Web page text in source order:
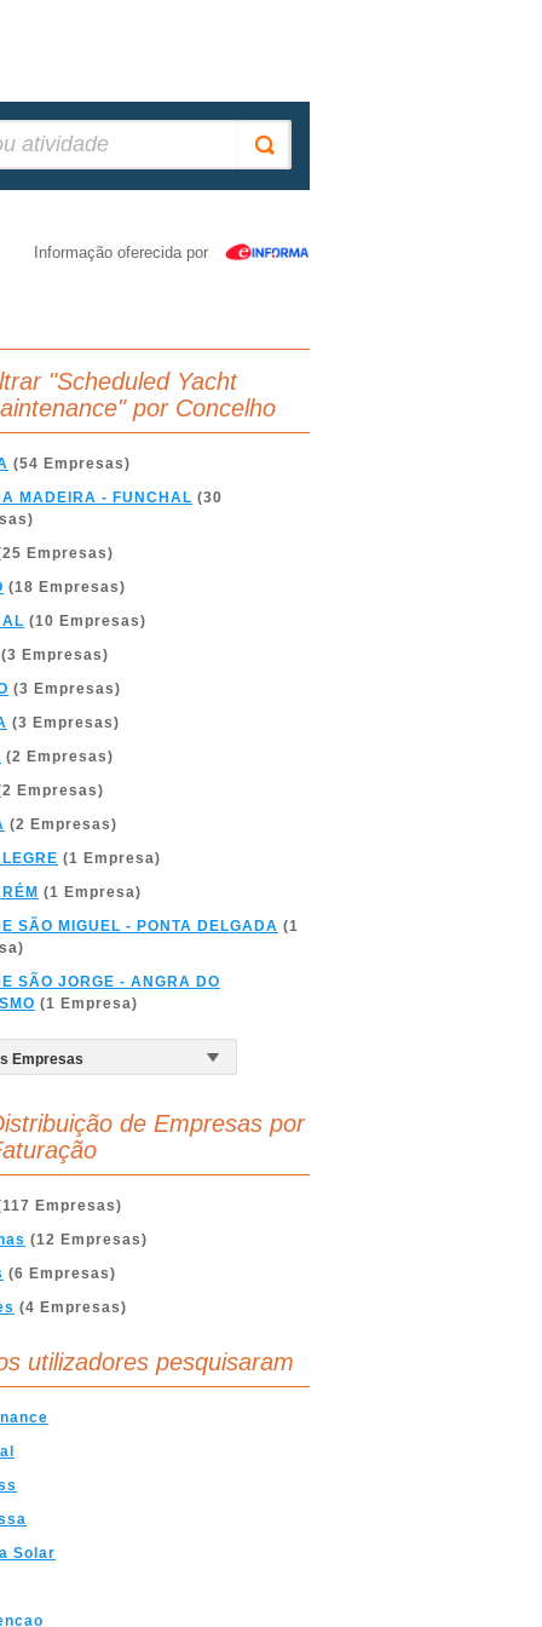
Informação oferecida por
"Scheduled Yacht
por Concelho
(54 Empresas)
MADEIRA - FUNCHAL (30
Empresas)
(18 Empresas)
(10 Empresas)
(3 Empresas)
(3 Empresas)
(3 Empresas)
(2 Empresas)
Empresas)
(2 Empresas)
(1 Empresa)
(1 Empresa)
SÃO MIGUEL - PONTA DELGADA (1
SÃO JORGE - ANGRA DO
(1 Empresa)
de Empresas por
Empresas)
(12 Empresas)
(6 Empresas)
(4 Empresas)
utilizadores pesquisaram
Solar